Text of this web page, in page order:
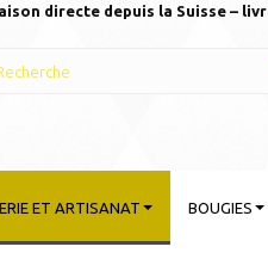
directe depuis la Suisse –
ET ARTISANAT BOUGIES